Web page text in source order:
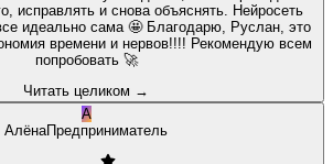
и снова объяснять. Нейросеть
идеально сама 🤩 Благодарю, Руслан, это
попробовать 🚀
Читать целиком →
А
АлёнаПредприниматель